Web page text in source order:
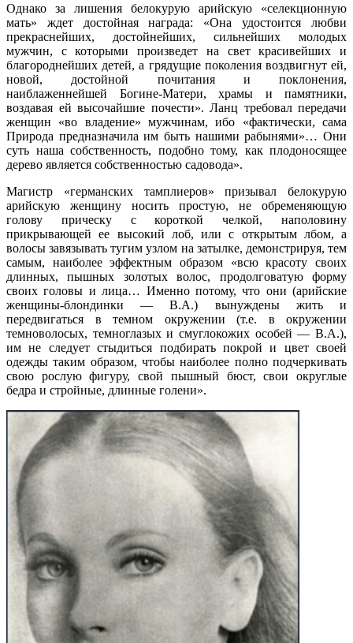
Однако за лишения белокурую арийскую «селекционную
мать» ждет достойная награда: «Она удостоится любви
прекраснейших, достойнейших, сильнейших молодых
мужчин, с которыми произведет на свет красивейших и
благороднейших детей, а грядущие поколения воздвигнут ей,
новой, достойной почитания и поклонения,
наиблаженнейшей Богине-Матери, храмы и памятники,
воздавая ей высочайшие почести». Ланц требовал передачи
женщин «во владение» мужчинам, ибо «фактически, сама
Природа предназначила им быть нашими рабынями»… Они
суть наша собственность, подобно тому, как плодоносящее
дерево является собственностью садовода».
Магистр «германских тамплиеров» призывал белокурую
арийскую женщину носить простую, не обременяющую
голову прическу с короткой челкой, наполовину
прикрывающей ее высокий лоб, или с открытым лбом, а
волосы завязывать тугим узлом на затылке, демонстрируя, тем
самым, наиболее эффектным образом «всю красоту своих
длинных, пышных золотых волос, продолговатую форму
своих головы и лица… Именно потому, что они (арийские
женщины-блондинки — В.А.) вынуждены жить и
передвигаться в темном окружении (т.е. в окружении
темноволосых, темноглазых и смуглокожих особей — В.А.),
им не следует стыдиться подбирать покрой и цвет своей
одежды таким образом, чтобы наиболее полно подчеркивать
свою рослую фигуру, свой пышный бюст, свои округлые
бедра и стройные, длинные голени».